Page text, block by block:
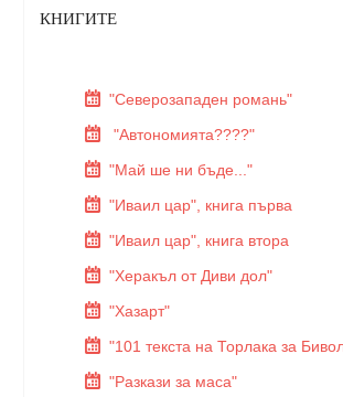
КНИГИТЕ
"Северозападен романь"
"Автономията????"
"Май ше ни бъде..."
"Иваил цар", книга първа
"Иваил цар", книга втора
"Херакъл от Диви дол"
"Хазарт"
"101 текста на Торлака за
"Разкази за маса"